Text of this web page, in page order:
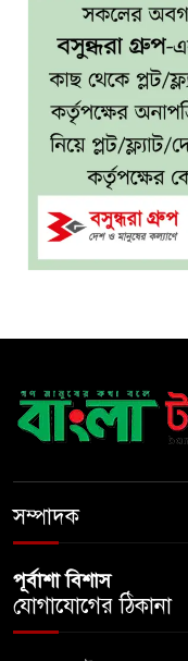
৮
৯
সম্পাদক
পূর্বাশা বিশাস
যোগাযোগের ঠিকানা